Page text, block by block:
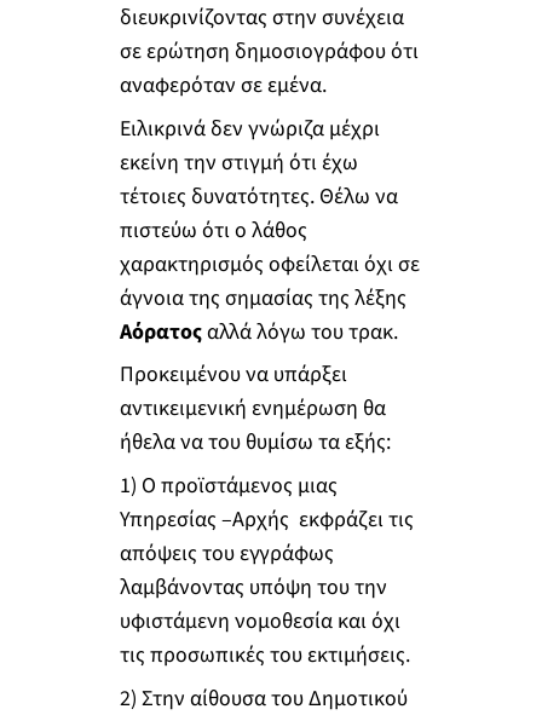
διευκρινίζοντας στην συνέχεια
σε ερώτηση δημοσιογράφου ότι
αναφερόταν σε εμένα.
Ειλικρινά δεν γνώριζα μέχρι
εκείνη την στιγμή ότι έχω
τέτοιες δυνατότητες. Θέλω να
πιστεύω ότι ο λάθος
χαρακτηρισμός οφείλεται όχι σε
άγνοια της σημασίας της λέξης
Αόρατοςαλλά λόγω του τρακ.
Προκειμένου να υπάρξει
αντικειμενική ενημέρωση θα
ήθελα να του θυμίσω τα εξής:
1) Ο προϊστάμενος μιας
Υπηρεσίας –Αρχής εκφράζει τις
απόψεις του εγγράφως
λαμβάνοντας υπόψη του την
υφιστάμενη νομοθεσία και όχι
τις προσωπικές του εκτιμήσεις.
2) Στην αίθουσα του Δημοτικού